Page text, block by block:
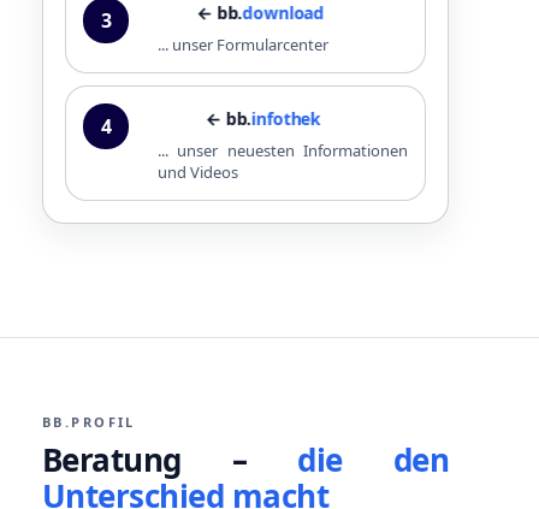
3 ← bb.download
... unser Formularcenter
4 ← bb.infothek
... unser neuesten Informationen
und Videos
BB.PROFIL
Beratung – die den
Unterschied macht